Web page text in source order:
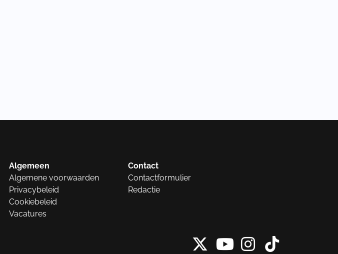
Algemeen
Algemene voorwaarden
Privacybeleid
Cookiebeleid
Vacatures
Contact
Contactformulier
Redactie
X vanInstagram
Tiktok